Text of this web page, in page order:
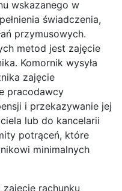
wskazanego w
świadczenia,
przymusowych.
metod jest zajęcie
Komornik wysyła
zajęcie
pracodawcy
i przekazywanie jej
lub do kancelarii
potrąceń, które
minimalnych
rachunku